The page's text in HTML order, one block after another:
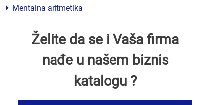
Mentalna aritmetika
Želite da se i Vaša firma
nađe u našem biznis
katalogu ?